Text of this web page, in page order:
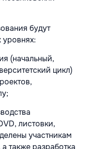
будут
уровнях:
(начальный,
цикл)
листовки,
участникам